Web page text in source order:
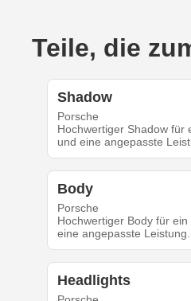
Teile, die
Shadow
Porsche
Hochwertiger Shadow für
und eine angepasste
Body
Porsche
Hochwertiger Body für
eine angepasste Leistung.
Headlights